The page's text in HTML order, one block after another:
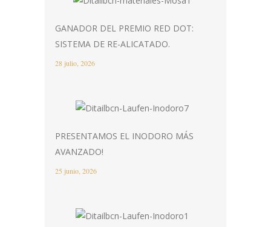
GANADOR DEL PREMIO RED DOT:
SISTEMA DE RE-ALICATADO.
28 julio, 2026
PRESENTAMOS EL INODORO MÁS
AVANZADO!
25 junio, 2026